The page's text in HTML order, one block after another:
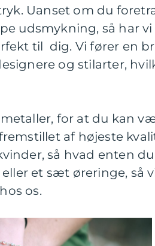
Uanset om du
udsmykning, så har vi
til dig. Vi fører en
og stilarter,
for at du kan
af højeste
så hvad enten
et sæt øreringe, så
os.